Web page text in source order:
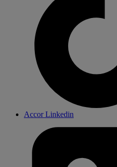
Accor Linkedin